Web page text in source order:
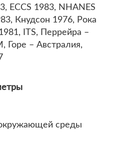
ECCS 1983, NHANES
Кнудсон 1976, Рока
ITS, Перрейра –
Горе – Австралия,
среды